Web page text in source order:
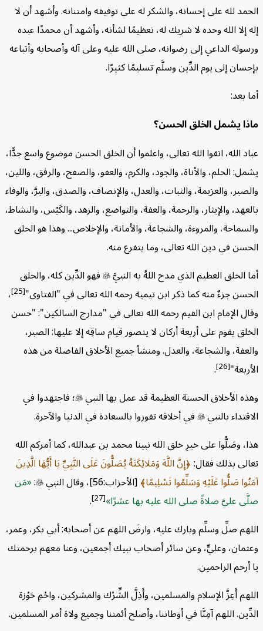
لله على إحسانه، والشكر له على توفيقه وامتنانه. وأشهد أن لا
الله وحده لا شريك له، تعظيمًا لشأنه، وأشهد أن محمدًا عبده
الداعي إلى رضوانه، صلى الله عليه وعلى آله وأصحابه وأتباعه
إلى يوم الدِّين وسلَّم تسليمًا كثيرًا.
يشمل الخلق الحسن؟
الله، اتقوا الله تعالى، واعلموا أن الخلق الحسن موضوع واسع جدًّا،
الحلم، والأناة، والجود، والكرم، والعفو، والصفح، والرفق، واللين،
والعزيمة، والثبات، والعدل، والإنصاف، والصدق، والبرَّ، والوفاء
والإيثار، والرحمة، والعفة، والتواضع، والزهد، والكَيْس، والنشاط،
والمروءة، والشجاعة، والأمانة، والإخلاص... وهذا هو الخلق
في دين الله تعالى، وما يتفرع منه.
العظيم الذي مدح اللهُ به النبيَّفهو الدِّين كله، والخلق
جزءٌ منه كما ذكر ابن تيمية رحمه الله تعالى في "الفتاوى"[25]
،
الإمام ابن القيم رحمه الله تعالى في "مدارج السالكين": "حسن
يقوم على أربعة أركان لا يتصور قيام ساقِه إلا عليها: الصبر،
والشجاعة، والعدل. ومنشأ جميع الأخلاق الفاضلة من هذه
[26]
.
الأخلاق الحسنة العظيمة قد عمل بها النبي؛ فاجتهدوا في
بالنبيفي أخلاقه تفوزوا بالسعادة في الدنيا والآخرة.
وصَلُّوا على خيرِ خلق الله نبينا محمد بن عبدالله، كما أمركم الله
بذلك فقال: إِنَّ اللَّهَ وَمَلائِكَتَهُ يُصَلُّونَ عَلَى النَّبِيِّ يَا أَيُّهَا الَّذِينَ
صَلُّوا عَلَيْهِ وَسَلِّمُوا تَسْلِيمًا [الأحزاب:56]، وقال النبي
: مَن
صلاةً صلى الله عليه بها عشرًا [27]
.
صلِّ وسلِّم وبارك عليه، وارضَ اللهم عن أصحابه: أبي بكر، وعمر،
وعليٍّ، وعن سائر أصحاب نبيك أجمعين، وعنا معهم برحمتك
الراحمين.
أَعِزَّ الإسلام والمسلمين، وأَذِلَّ الشِّرْك والمشركين، واحْمِ حَوْزة
اللهم آمِنَّا في أوطاننا، وأصلح أئمتنا وجميع ولاة أمر المسلمين.